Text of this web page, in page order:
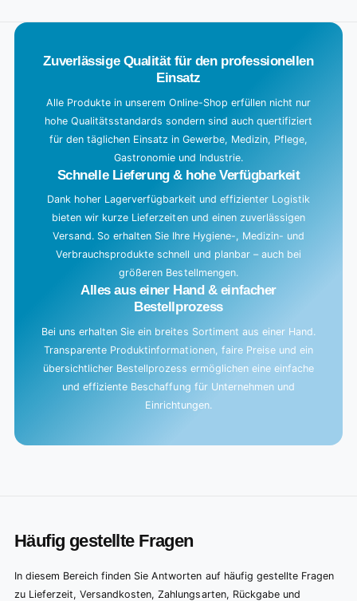
a
Zuverlässige Qualität für den professionellen
Einsatz
Alle Produkte in unserem Online-Shop erfüllen nicht nur
hohe Qualitätsstandards sondern sind auch quertifiziert
für den täglichen Einsatz in Gewerbe, Medizin, Pflege,
Gastronomie und Industrie.
Schnelle Lieferung & hohe Verfügbarkeit
Dank hoher Lagerverfügbarkeit und effizienter Logistik
bieten wir kurze Lieferzeiten und einen zuverlässigen
Versand. So erhalten Sie Ihre Hygiene-, Medizin- und
Verbrauchsprodukte schnell und planbar – auch bei
größeren Bestellmengen.
Alles aus einer Hand & einfacher
Bestellprozess
Bei uns erhalten Sie ein breites Sortiment aus einer Hand.
Transparente Produktinformationen, faire Preise und ein
übersichtlicher Bestellprozess ermöglichen eine einfache
und effiziente Beschaffung für Unternehmen und
Einrichtungen.
Häufig gestellte Fragen
In diesem Bereich finden Sie Antworten auf häufig gestellte Fragen
zu Lieferzeit, Versandkosten, Zahlungsarten, Rückgabe und